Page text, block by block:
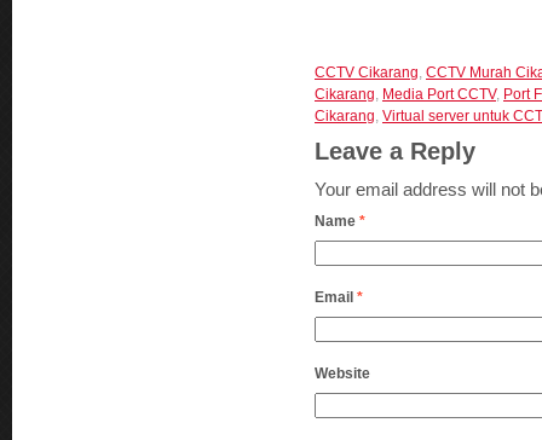
CCTV Cikarang, CCTV Murah
Cikarang, Media Port CCTV, Port
Cikarang, Virtual server untuk
Leave a Reply
Your email address will not
Name *
Email *
Website